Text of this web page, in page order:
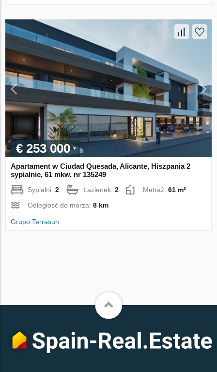
€ 253 000
Apartament w Ciudad Quesada, Alicante, Hiszpania 2
sypialnie, 61 mkw. nr 135249
Sypialni:2 Łazienek:2 Metraż:61 m²
Odległość do morza:8 km
Grupo Terrasun